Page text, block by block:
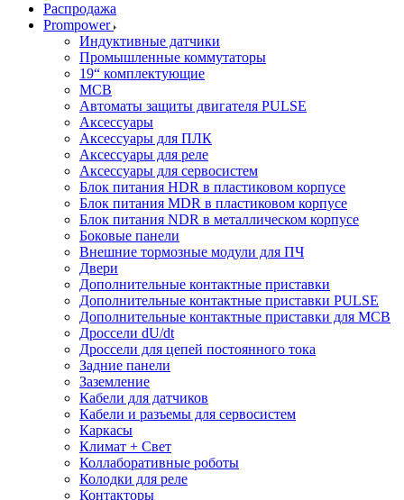
Распродажа
Prompower
Индуктивные датчики
Промышленные коммутаторы
19“ комплектующие
MCB
Автоматы защиты двигателя PULSE
Аксессуары
Аксессуары для ПЛК
Аксессуары для реле
Аксессуары для сервосистем
Блок питания HDR в пластиковом корпусе
Блок питания MDR в пластиковом корпусе
Блок питания NDR в металлическом корпусе
Боковые панели
Внешние тормозные модули для ПЧ
Двери
Дополнительные контактные приставки
Дополнительные контактные приставки PULSE
Дополнительные контактные приставки для MCB
Дроссели dU/dt
Дроссели для цепей постоянного тока
Задние панели
Заземление
Кабели для датчиков
Кабели и разъемы для сервосистем
Каркасы
Климат + Свет
Коллаборативные роботы
Колодки для реле
Контакторы